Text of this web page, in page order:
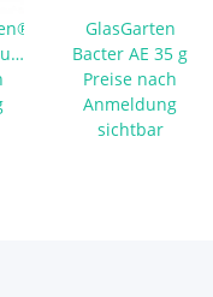
GlasGarten
Bacter AE 35 g
Preise nach
Anmeldung
sichtbar